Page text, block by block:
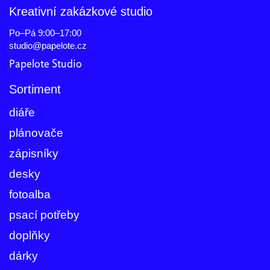
Kreativní zakázkové studio
Po–Pá 9:00–17:00
studio@papelote.cz
Papelote Studio
Sortiment
diáře
plánovače
zápisníky
desky
fotoalba
psací potřeby
doplňky
dárky